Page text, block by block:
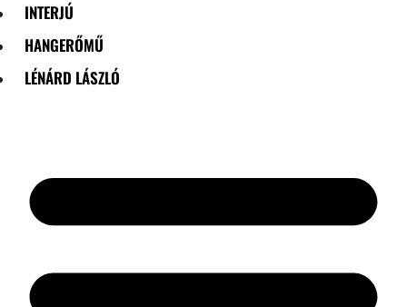
INTERJÚ
HANGERŐMŰ
LÉNÁRD LÁSZLÓ